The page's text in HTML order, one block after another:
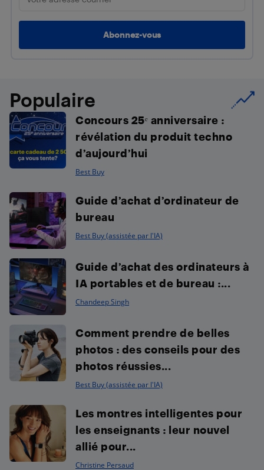
Populaire
Concours 25ᵉ anniversaire :
révélation du produit techno
d’aujourd’hui
Best Buy
Guide d’achat d’ordinateur de
bureau
Best Buy (assistée par l'IA)
Guide d’achat des ordinateurs à
IA portables et de bureau :...
Chandeep Singh
Comment prendre de belles
photos : des conseils pour des
photos réussies...
Best Buy (assistée par l'IA)
Les montres intelligentes pour
les enseignants : leur nouvel
allié pour...
Christine Persaud